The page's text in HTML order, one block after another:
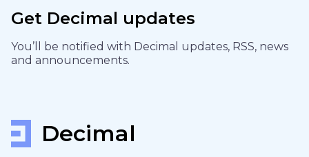
Get Decimal updates
You’ll be notified with Decimal updates, RSS, news
and announcements.
Decimal